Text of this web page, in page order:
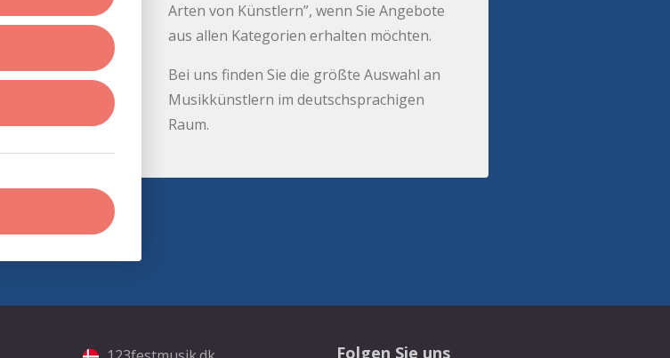
Arten von Künstlern”, wenn Sie Angebote
aus allen Kategorien erhalten möchten.
Bei uns finden Sie die größte Auswahl an
Musikkünstlern im deutschsprachigen
Raum.
Folgen Sie uns